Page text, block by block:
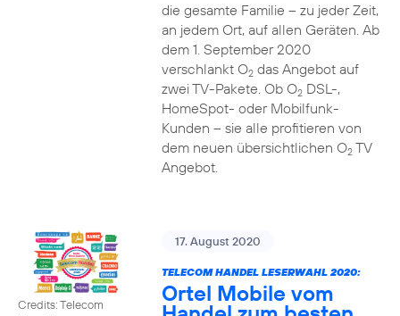
die gesamte Familie – zu jeder Zeit,
an jedem Ort, auf allen Geräten. Ab
dem 1. September 2020
verschlankt O2das Angebot auf
zwei TV-Pakete. Ob O2DSL-,
HomeSpot- oder Mobilfunk-
Kunden – sie alle profitieren von
dem neuen übersichtlichen O2TV
Angebot.
Credits: Telecom
17. August 2020
TELECOM HANDEL LESERWAHL 2020:
Ortel Mobile vom